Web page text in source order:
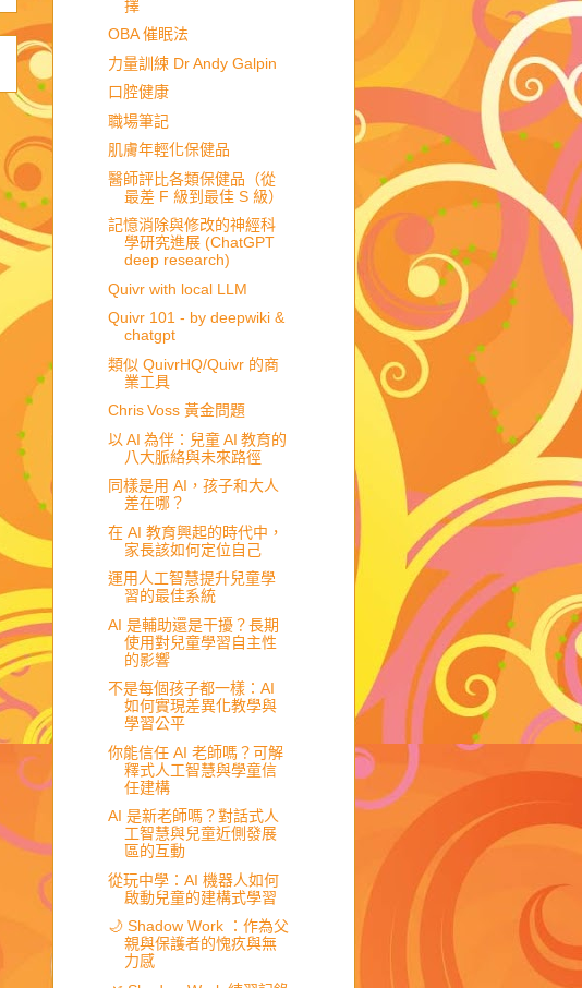
擇
OBA 催眠法
力量訓練 Dr Andy Galpin
口腔健康
職場筆記
肌膚年輕化保健品
醫師評比各類保健品（從
最差 F 級到最佳 S 級）
記憶消除與修改的神經科
學研究進展 (ChatGPT
deep research)
Quivr with local LLM
Quivr 101 - by deepwiki &
chatgpt
類似 QuivrHQ/Quivr 的商
業工具
Chris Voss 黃金問題
以 AI 為伴：兒童 AI 教育的
八大脈絡與未來路徑
同樣是用 AI，孩子和大人
差在哪？
在 AI 教育興起的時代中，
家長該如何定位自己
運用人工智慧提升兒童學
習的最佳系統
AI 是輔助還是干擾？長期
使用對兒童學習自主性
的影響
不是每個孩子都一樣：AI
如何實現差異化教學與
學習公平
你能信任 AI 老師嗎？可解
釋式人工智慧與學童信
任建構
AI 是新老師嗎？對話式人
工智慧與兒童近側發展
區的互動
從玩中學：AI 機器人如何
啟動兒童的建構式學習
🌙 Shadow Work ：作為父
親與保護者的愧疚與無
力感